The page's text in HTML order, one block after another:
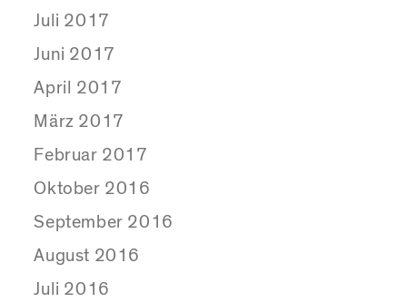
Juli 2017
Juni 2017
April 2017
März 2017
Februar 2017
Oktober 2016
September 2016
August 2016
Juli 2016